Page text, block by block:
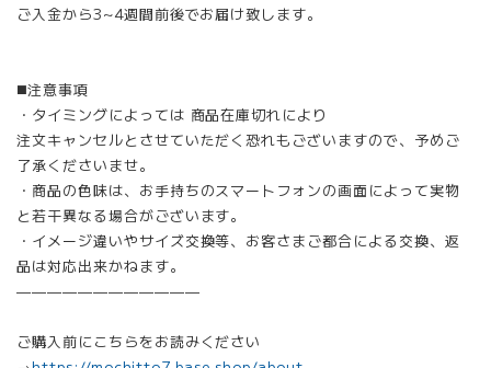
ご入金から3~4週間前後でお届け致します。
◼️注意事項
・タイミングによっては 商品在庫切れにより
注文キャンセルとさせていただく恐れもございますので、予めご
了承くださいませ。
・商品の色味は、お手持ちのスマートフォンの画面によって実物
と若干異なる場合がございます。
・イメージ違いやサイズ交換等、お客さまご都合による交換、返
品は対応出来かねます。
————————————
ご購入前にこちらをお読みください